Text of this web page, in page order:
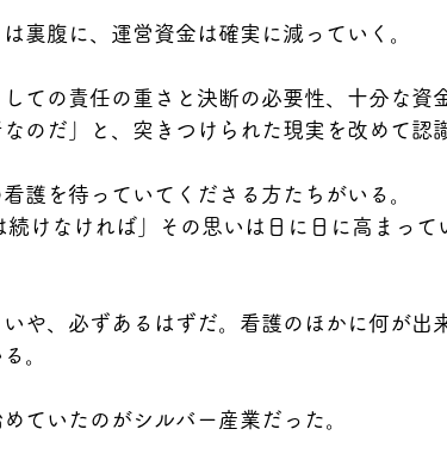
裏腹に、運営資金は確実に減っていく。
ての責任の重さと決断の必要性、十分な資
のだ」と、突きつけられた現実を改めて認
護を待っていてくださる方たちがいる。
けなければ」その思いは日に日に高まって
や、必ずあるはずだ。看護のほかに何が出
。
ていたのがシルバー産業だった。